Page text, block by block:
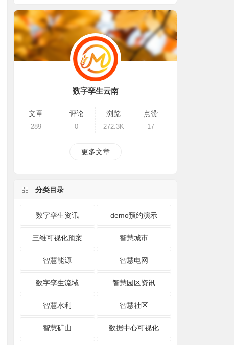
数字孪生云南
文章
289
评论
0
浏览
272.3K
点赞
17
更多文章
分类目录
数字孪生资讯 demo预约演示
三维可视化预案 智慧城市
智慧能源 智慧电网
数字孪生流域 智慧园区资讯
智慧水利 智慧社区
智慧矿山 数据中心可视化